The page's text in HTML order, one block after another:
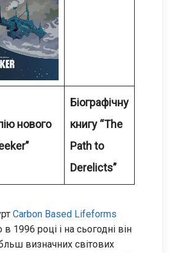
нового
Біографічну
книгу “The
Path to
Derelicts”
Carbon Based Lifeforms
1996 році і на сьогодні він
визначних світових